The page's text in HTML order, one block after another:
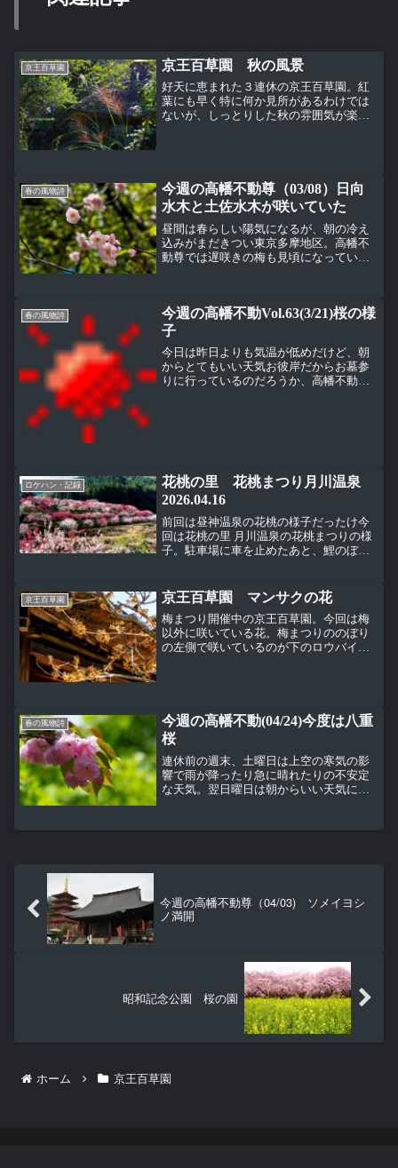
京王百草園 京王百草園 秋の風景
好天に恵まれた３連休の京王百草園。紅
葉にも早く特に何か見所があるわけでは
ないが、しっとりした秋の雰囲気が楽し
春の風物詩
今週の高幡不動尊（03/08）日向
水木と土佐水木が咲いていた
昼間は春らしい陽気になるが、朝の冷え
込みがまだきつい東京多摩地区。高幡不
動尊では遅咲きの梅も見頃になってい
梅。枝垂れ梅を撮っていて上を見...
春の風物詩
今週の高幡不動Vol.63(3/21)桜の様
子
今日は昨日よりも気温が低めだけど、朝
からとてもいい天気お彼岸だからお墓参
りに行っているのだろうか、高幡不動尊
ロケハン・記録
花桃の里 花桃まつり月川温泉
2026.04.16
前回は昼神温泉の花桃の様子だったけ今
回は花桃の里 月川温泉の花桃まつりの様
子。駐車場に車を止めたあと、鯉のぼり
京王百草園 京王百草園 マンサクの花
梅まつり開催中の京王百草園。今回は梅
以外に咲いている花。梅まつりののぼり
の左側で咲いているのが下のロウバイ。
春の風物詩
今週の高幡不動(04/24)今度は八重
桜
連休前の週末、土曜日は上空の寒気の影
響で雨が降ったり急に晴れたりの不安定
な天気。翌日曜日は朝からいい天気にな
ジュウニヒトエ（別名アジュガ）、シソ
今週の高幡不動尊（04/03) ソメイヨシ
ノ満開
昭和記念公園 桜の園
ホーム 京王百草園